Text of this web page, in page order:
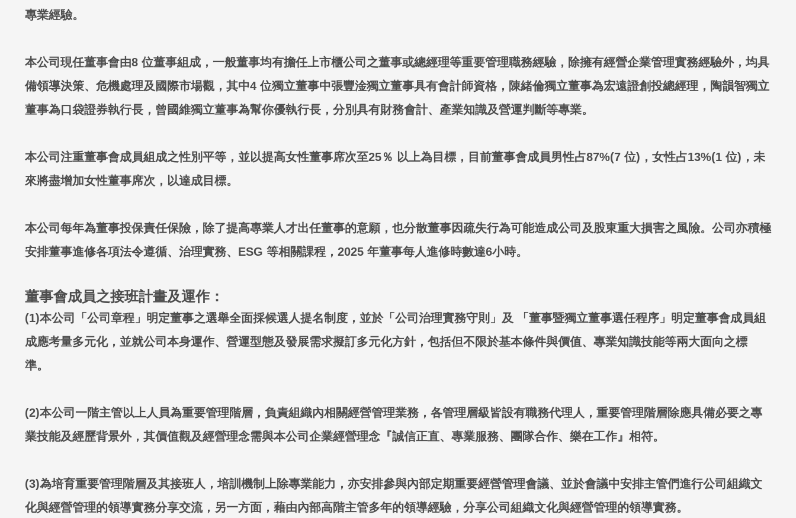
專業經驗。
本公司現任董事會由8 位董事組成，一般董事均有擔任上市櫃公司之董事或總經理等重要管理職務經驗，除擁有經營企業管理實務經驗外，均具
備領導決策、危機處理及國際市場觀，其中4 位獨立董事中張豐淦獨立董事具有會計師資格，陳緒倫獨立董事為宏遠證創投總經理，陶韻智獨立
董事為口袋證券執行長，曾國維獨立董事為幫你優執行長，分別具有財務會計、產業知識及營運判斷等專業。
本公司注重董事會成員組成之性別平等，並以提高女性董事席次至25％ 以上為目標，目前董事會成員男性占87%(7 位)，女性占13%(1 位)，未
來將盡增加女性董事席次，以達成目標。
本公司每年為董事投保責任保險，除了提高專業人才出任董事的意願，也分散董事因疏失行為可能造成公司及股東重大損害之風險。公司亦積極
安排董事進修各項法令遵循、治理實務、ESG 等相關課程，2025 年董事每人進修時數達6小時。
董事會成員之接班計畫及運作：
(1)本公司「公司章程」明定董事之選舉全面採候選人提名制度，並於「公司治理實務守則」及 「董事暨獨立董事選任程序」明定董事會成員組
成應考量多元化，並就公司本身運作、營運型態及發展需求擬訂多元化方針，包括但不限於基本條件與價值、專業知識技能等兩大面向之標
準。
(2)本公司一階主管以上人員為重要管理階層，負責組織內相關經營管理業務，各管理層級皆設有職務代理人，重要管理階層除應具備必要之專
業技能及經歷背景外，其價值觀及經營理念需與本公司企業經營理念『誠信正直、專業服務、團隊合作、樂在工作』相符。
(3)為培育重要管理階層及其接班人，培訓機制上除專業能力，亦安排參與內部定期重要經營管理會議、並於會議中安排主管們進行公司組織文
化與經營管理的領導實務分享交流，另一方面，藉由內部高階主管多年的領導經驗，分享公司組織文化與經營管理的領導實務。